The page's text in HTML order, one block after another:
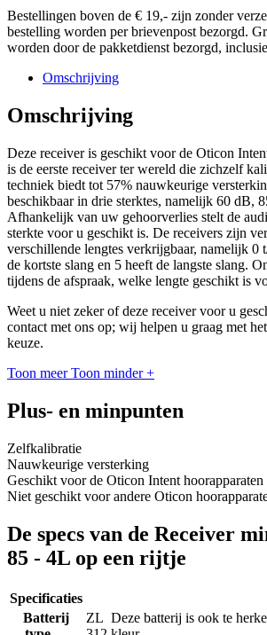
Bestellingen boven de € 19,- zijn zonder
bestelling worden per brievenpost bezorgd.
worden door de pakketdienst bezorgd,
Omschrijving
Omschrijving
Deze receiver is geschikt voor de Oticon
is de eerste receiver ter wereld die zichzelf
techniek biedt tot 57% nauwkeurige
beschikbaar in drie sterktes, namelijk 60 dB,
Afhankelijk van uw gehoorverlies stelt de
sterkte voor u geschikt is. De receivers zijn
verschillende lengtes verkrijgbaar, namelijk 0
de kortste slang en 5 heeft de langste slang.
tijdens de afspraak, welke lengte geschikt is
Weet u niet zeker of deze receiver voor u
contact met ons op; wij helpen u graag met
keuze.
Toon meer Toon minder +
Plus- en minpunten
Zelfkalibratie
Nauwkeurige versterking
Geschikt voor de Oticon Intent hoorapparaten
Niet geschikt voor andere Oticon
De specs van de Receiver
85 - 4L op een rijtje
Specificaties
Batterij
ZL Deze batterij is ook te